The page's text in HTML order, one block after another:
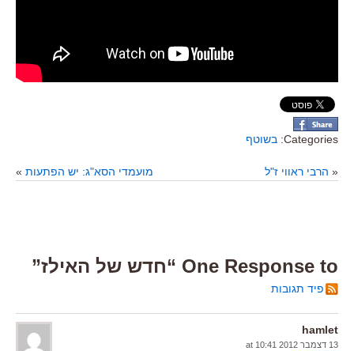
Categories: בשוטף
« הרבי ראווי ז"ל מועמדי הסא"ג: יש הפתעות »
One Response to “חדש של האילז”
פיד תגובות
hamlet
13 דצמבר 2012 at 10:41